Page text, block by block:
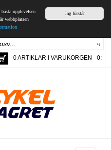
Jag förstår
upplevelsen
webbplatsen
0 ARTIKLAR I VARUKORGEN - 0:-